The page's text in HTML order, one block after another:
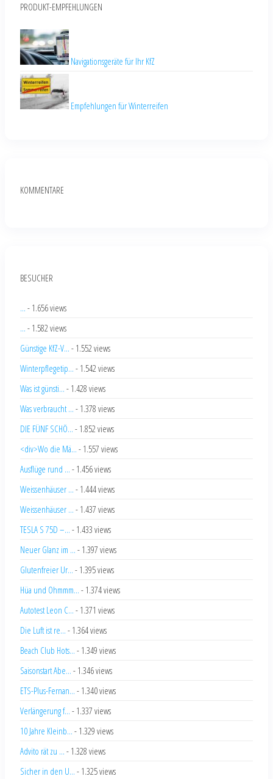
PRODUKT-EMPFEHLUNGEN
Navigationsgeräte für Ihr KfZ
Empfehlungen für Winterreifen
KOMMENTARE
BESUCHER
... - 1.656 views
... - 1.582 views
Günstige KfZ-V... - 1.552 views
Winterpflegetip... - 1.542 views
Was ist günsti... - 1.428 views
Was verbraucht ... - 1.378 views
DIE FÜNF SCHÖ... - 1.852 views
<div>Wo die Mä... - 1.557 views
Ausflüge rund ... - 1.456 views
Weissenhäuser ... - 1.444 views
Weissenhäuser ... - 1.437 views
TESLA S 75D –... - 1.433 views
Neuer Glanz im ... - 1.397 views
Glutenfreier Ur... - 1.395 views
Hüa und Ohmmm... - 1.374 views
Autotest Leon C... - 1.371 views
Die Luft ist re... - 1.364 views
Beach Club Hots... - 1.349 views
Saisonstart Abe... - 1.346 views
ETS-Plus-Fernan... - 1.340 views
Verlängerung f... - 1.337 views
10 Jahre Kleinb... - 1.329 views
Advito rät zu ... - 1.328 views
Sicher in den U... - 1.325 views